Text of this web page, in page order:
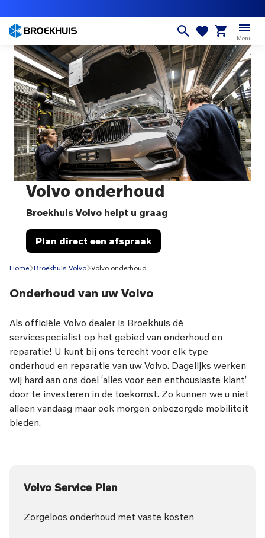
naar
inhoud
gaan
Menu
Volvo onderhoud
Broekhuis Volvo helpt u graag
Plan direct een afspraak
Home Broekhuis Volvo Volvo onderhoud
Onderhoud van uw Volvo
Als officiële Volvo dealer is Broekhuis dé
servicespecialist op het gebied van onderhoud en
reparatie! U kunt bij ons terecht voor elk type
onderhoud en reparatie van uw Volvo. Dagelijks werken
wij hard aan ons doel ‘alles voor een enthousiaste klant’
door te investeren in de toekomst. Zo kunnen we u niet
alleen vandaag maar ook morgen onbezorgde mobiliteit
bieden.
Volvo Service Plan
Zorgeloos onderhoud met vaste kosten